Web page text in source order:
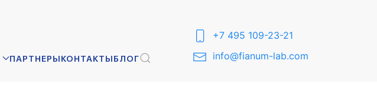
ПАРТНЕРЫКОНТАКТЫБЛОГ
+7 495 109-23-21
info@fianum-lab.com